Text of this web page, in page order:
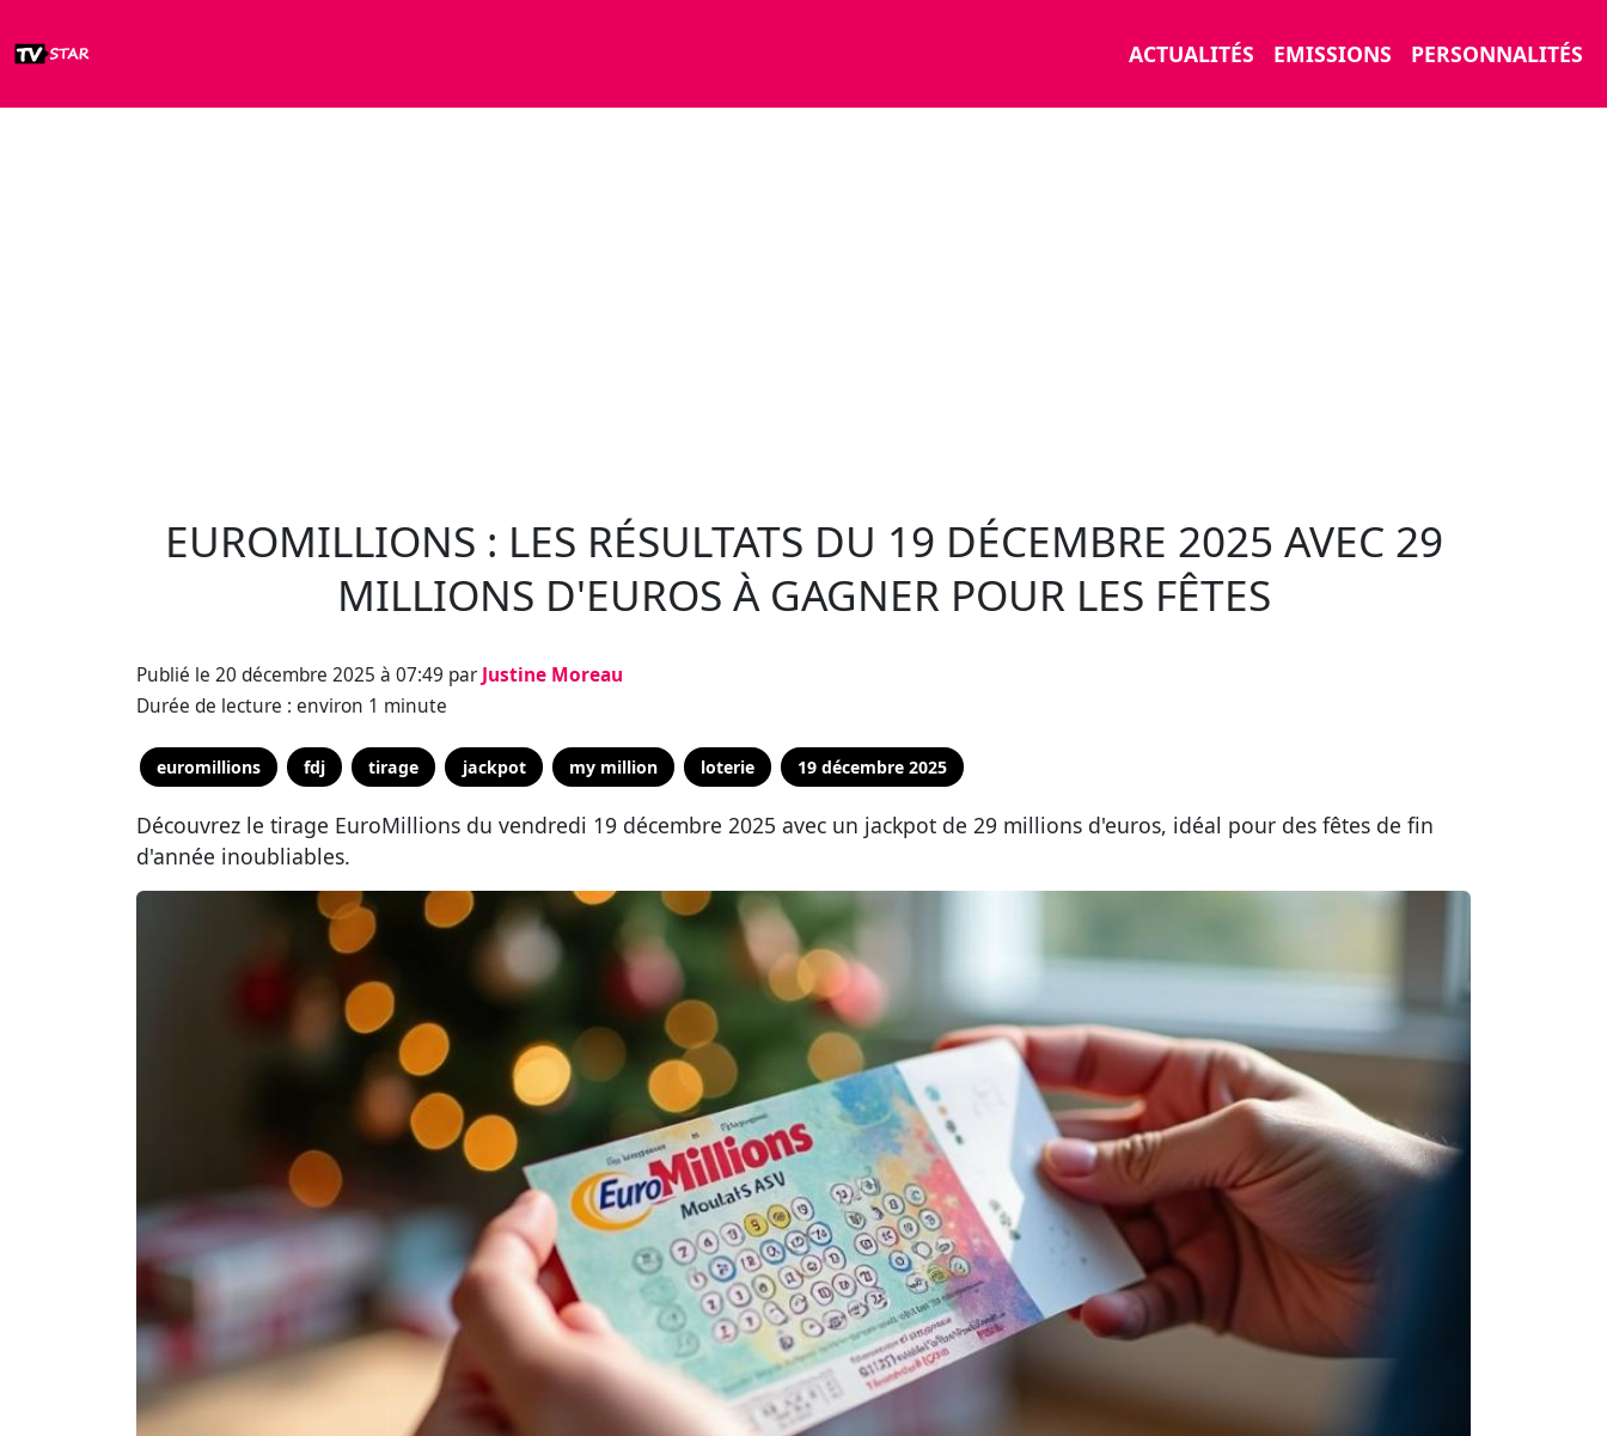
ACTUALITÉS EMISSIONS PERSONNALITÉS
EUROMILLIONS : LES RÉSULTATS DU 19 DÉCEMBRE 2025 AVEC 29
MILLIONS D'EUROS À GAGNER POUR LES FÊTES
Publié le 20 décembre 2025 à 07:49 par Justine Moreau
Durée de lecture : environ 1 minute
euromillions fdj tirage jackpot my million loterie 19 décembre 2025
Découvrez le tirage EuroMillions du vendredi 19 décembre 2025 avec un jackpot de 29 millions d'euros, idéal pour des fêtes de fin
d'année inoubliables.